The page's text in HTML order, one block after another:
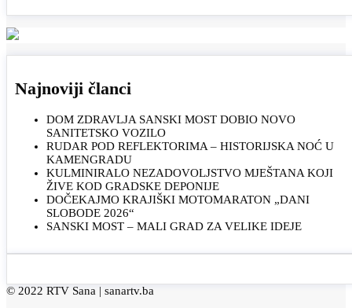
Najnoviji članci
DOM ZDRAVLJA SANSKI MOST DOBIO NOVO
SANITETSKO VOZILO
RUDAR POD REFLEKTORIMA – HISTORIJSKA NOĆ U
KAMENGRADU
KULMINIRALO NEZADOVOLJSTVO MJEŠTANA KOJI
ŽIVE KOD GRADSKE DEPONIJE
DOČEKAJMO KRAJIŠKI MOTOMARATON „DANI
SLOBODE 2026“
SANSKI MOST – MALI GRAD ZA VELIKE IDEJE
© 2022 RTV Sana | sanartv.ba